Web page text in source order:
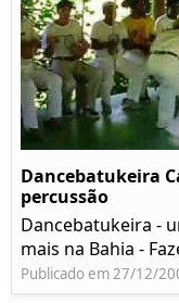
Dancebatukeira
percussão
Dancebatukeira -
mais na Bahia -
Publicado em 27/12/